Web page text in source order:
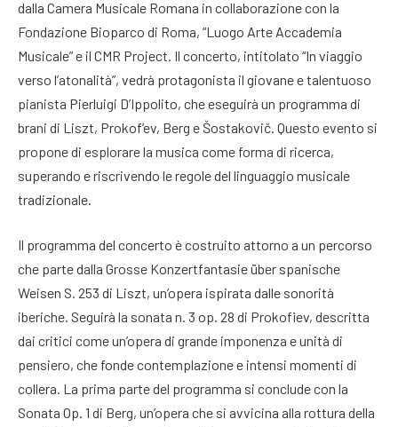
dalla Camera Musicale Romana in collaborazione con la
Fondazione Bioparco di Roma, “Luogo Arte Accademia
Musicale” e il CMR Project. Il concerto, intitolato “In viaggio
verso l’atonalità”, vedrà protagonista il giovane e talentuoso
pianista Pierluigi D’Ippolito, che eseguirà un programma di
brani di Liszt, Prokof’ev, Berg e Šostakovič. Questo evento si
propone di esplorare la musica come forma di ricerca,
superando e riscrivendo le regole del linguaggio musicale
tradizionale.
Il programma del concerto è costruito attorno a un percorso
che parte dalla Grosse Konzertfantasie über spanische
Weisen S. 253 di Liszt, un’opera ispirata dalle sonorità
iberiche. Seguirà la sonata n. 3 op. 28 di Prokofiev, descritta
dai critici come un’opera di grande imponenza e unità di
pensiero, che fonde contemplazione e intensi momenti di
collera. La prima parte del programma si conclude con la
Sonata Op. 1 di Berg, un’opera che si avvicina alla rottura della